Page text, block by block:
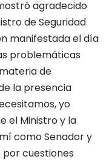
agradecido
de Seguridad
manifestada el día
problemáticas
de
la presencia
yo
el Ministro y la
como Senador y
cuestiones